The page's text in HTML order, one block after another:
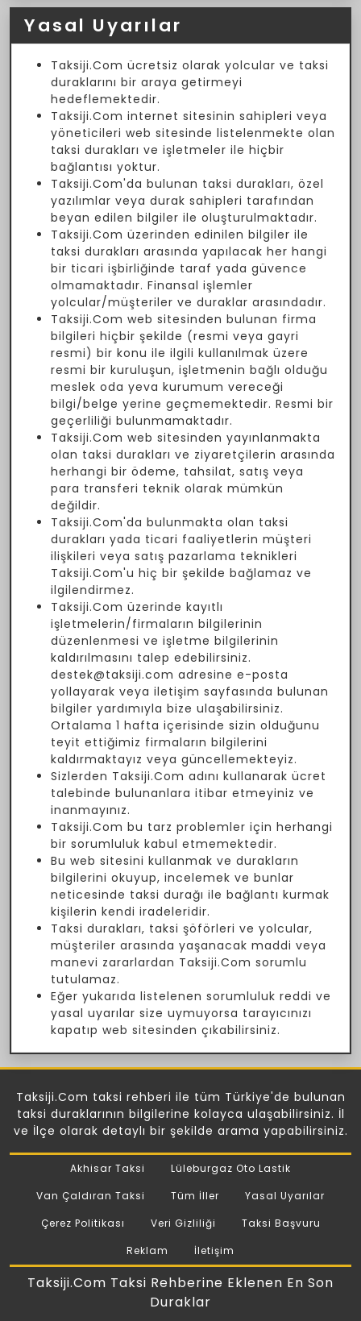
Yasal Uyarılar
Taksiji.Com ücretsiz olarak yolcular ve taksi
duraklarını bir araya getirmeyi
hedeflemektedir.
Taksiji.Com internet sitesinin sahipleri veya
yöneticileri web sitesinde listelenmekte olan
taksi durakları ve işletmeler ile hiçbir
bağlantısı yoktur.
Taksiji.Com'da bulunan taksi durakları, özel
yazılımlar veya durak sahipleri tarafından
beyan edilen bilgiler ile oluşturulmaktadır.
Taksiji.Com üzerinden edinilen bilgiler ile
taksi durakları arasında yapılacak her hangi
bir ticari işbirliğinde taraf yada güvence
olmamaktadır. Finansal işlemler
yolcular/müşteriler ve duraklar arasındadır.
Taksiji.Com web sitesinden bulunan firma
bilgileri hiçbir şekilde (resmi veya gayri
resmi) bir konu ile ilgili kullanılmak üzere
resmi bir kuruluşun, işletmenin bağlı olduğu
meslek oda yeva kurumum vereceği
bilgi/belge yerine geçmemektedir. Resmi bir
geçerliliği bulunmamaktadır.
Taksiji.Com web sitesinden yayınlanmakta
olan taksi durakları ve ziyaretçilerin arasında
herhangi bir ödeme, tahsilat, satış veya
para transferi teknik olarak mümkün
değildir.
Taksiji.Com'da bulunmakta olan taksi
durakları yada ticari faaliyetlerin müşteri
ilişkileri veya satış pazarlama teknikleri
Taksiji.Com'u hiç bir şekilde bağlamaz ve
ilgilendirmez.
Taksiji.Com üzerinde kayıtlı
işletmelerin/firmaların bilgilerinin
düzenlenmesi ve işletme bilgilerinin
kaldırılmasını talep edebilirsiniz.
destek@taksiji.com adresine e-posta
yollayarak veya iletişim sayfasında bulunan
bilgiler yardımıyla bize ulaşabilirsiniz.
Ortalama 1 hafta içerisinde sizin olduğunu
teyit ettiğimiz firmaların bilgilerini
kaldırmaktayız veya güncellemekteyiz.
Sizlerden Taksiji.Com adını kullanarak ücret
talebinde bulunanlara itibar etmeyiniz ve
inanmayınız.
Taksiji.Com bu tarz problemler için herhangi
bir sorumluluk kabul etmemektedir.
Bu web sitesini kullanmak ve durakların
bilgilerini okuyup, incelemek ve bunlar
neticesinde taksi durağı ile bağlantı kurmak
kişilerin kendi iradeleridir.
Taksi durakları, taksi şöförleri ve yolcular,
müşteriler arasında yaşanacak maddi veya
manevi zararlardan Taksiji.Com sorumlu
tutulamaz.
Eğer yukarıda listelenen sorumluluk reddi ve
yasal uyarılar size uymuyorsa tarayıcınızı
kapatıp web sitesinden çıkabilirsiniz.
Taksiji.Com taksi rehberi ile tüm Türkiye'de bulunan
taksi duraklarının bilgilerine kolayca ulaşabilirsiniz. İl
ve İlçe olarak detaylı bir şekilde arama yapabilirsiniz.
Akhisar Taksi
Lüleburgaz Oto Lastik
Van Çaldıran Taksi
Tüm İller
Yasal Uyarılar
Çerez Politikası
Veri Gizliliği
Taksi Başvuru
Reklam
İletişim
Taksiji.Com Taksi Rehberine Eklenen En Son
Duraklar